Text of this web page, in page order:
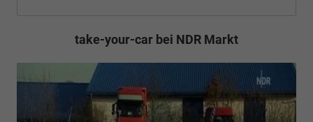
take-your-car bei NDR Markt